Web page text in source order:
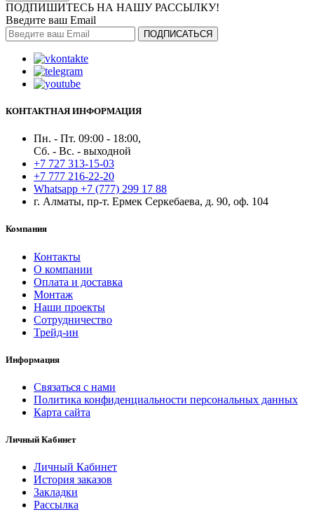
ПОДПИШИТЕСЬ НА НАШУ РАССЫЛКУ!
Введите ваш Email
ПОДПИСАТЬСЯ
КОНТАКТНАЯ ИНФОРМАЦИЯ
Пн. - Пт. 09:00 - 18:00,
Сб. - Вс. - выходной
+7 727 313-15-03
+7 777 216-22-20
Whatsapp +7 (777) 299 17 88
г. Алматы, пр-т. Ермек Серкебаева, д. 90, оф. 104
Компания
Контакты
О компании
Оплата и доставка
Монтаж
Наши проекты
Сотрудничество
Трейд-ин
Информация
Связаться с нами
Политика конфиденциальности персональных данных
Карта сайта
Личный Кабинет
Личный Кабинет
История заказов
Закладки
Рассылка